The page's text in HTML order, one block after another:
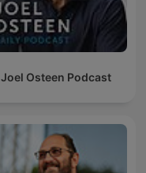
Joel Osteen Podcast